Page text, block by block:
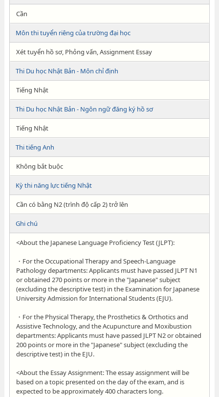
Cần
Môn thi tuyển riêng của trường đại học
Xét tuyển hồ sơ, Phỏng vấn, Assignment Essay
Thi Du học Nhật Bản - Môn chỉ định
Tiếng Nhật
Thi Du học Nhật Bản - Ngôn ngữ đăng ký hồ sơ
Tiếng Nhật
Thi tiếng Anh
Không bắt buộc
Kỳ thi năng lực tiếng Nhật
Cần có bằng N2 (trình độ cấp 2) trở lên
Ghi chú
<About the Japanese Language Proficiency Test (JLPT):
・For the Occupational Therapy and Speech-Language
Pathology departments: Applicants must have passed JLPT N1
or obtained 270 points or more in the "Japanese" subject
(excluding the descriptive test) in the Examination for Japanese
University Admission for International Students (EJU).
・For the Physical Therapy, the Prosthetics & Orthotics and
Assistive Technology, and the Acupuncture and Moxibustion
departments: Applicants must have passed JLPT N2 or obtained
200 points or more in the "Japanese" subject (excluding the
descriptive test) in the EJU.
<About the Essay Assignment: The essay assignment will be
based on a topic presented on the day of the exam, and is
expected to be approximately 400 characters long.